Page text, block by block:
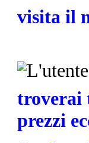
visita il
troverai
prezzi